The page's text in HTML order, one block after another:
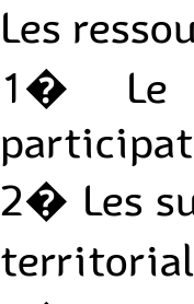
Les
1� Le
2� Les